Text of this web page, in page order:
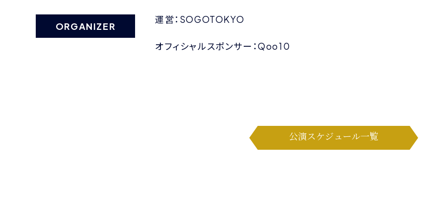
ORGANIZER
運営：SOGOTOKYO
オフィシャルスポンサー：Qoo10
公演スケジュール一覧